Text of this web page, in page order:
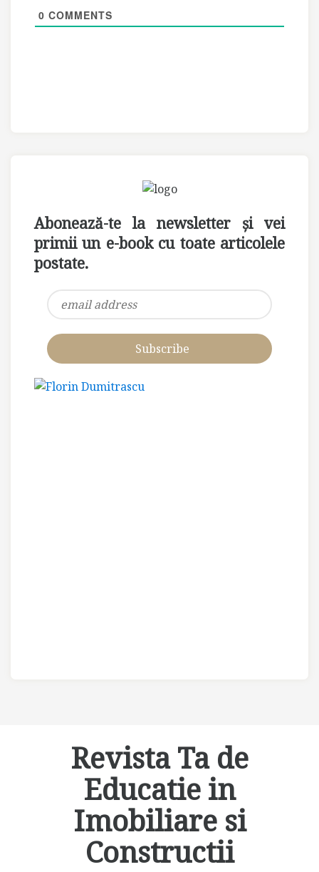
0 COMMENTS
Abonează-te la newsletter și vei
primii un e-book cu toate articolele
postate.
Revista Ta de
Educatie in
Imobiliare si
Constructii